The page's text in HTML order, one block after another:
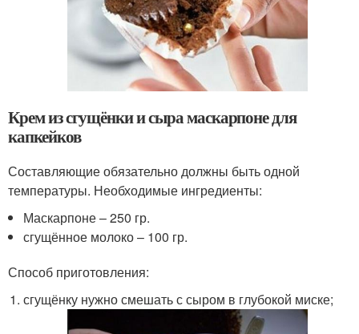
Крем из сгущёнки и сыра маскарпоне для
капкейков
Составляющие обязательно должны быть одной
температуры. Необходимые ингредиенты:
Маскарпоне – 250 гр.
сгущённое молоко – 100 гр.
Способ приготовления:
сгущёнку нужно смешать с сыром в глубокой миске;